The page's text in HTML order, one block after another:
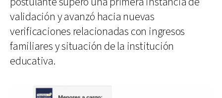
validación y avanzó hacia nuevas
verificaciones relacionadas con ingresos
familiares y situación de la institución
educativa.